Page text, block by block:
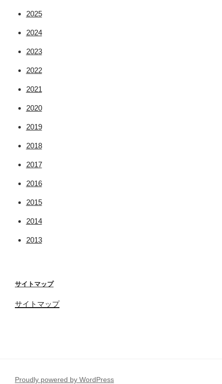
2025
2024
2023
2022
2021
2020
2019
2018
2017
2016
2015
2014
2013
サイトマップ
サイトマップ
Proudly powered by WordPress